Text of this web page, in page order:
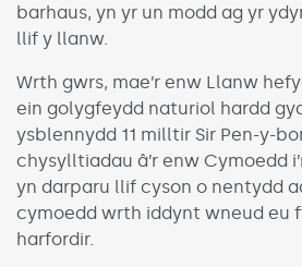
barhaus, yn yr un modd ag yr
llif y llanw.
Wrth gwrs, mae’r enw Llanw
ein golygfeydd naturiol hardd
ysblennydd 11 milltir Sir Pen-y-
chysylltiadau â’r enw Cymoedd
yn darparu llif cyson o nentydd
cymoedd wrth iddynt wneud eu
harfordir.